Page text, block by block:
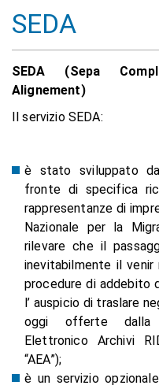
SEDA
SEDA (Sepa
Alignement)
Il servizio SEDA:
è stato sviluppato
fronte di specifica
rappresentanze di
Nazionale per la
rilevare che il
inevitabilmente il
procedure di addebito
l’ auspicio di traslare
oggi offerte dalla
Elettronico Archivi
“AEA”);
è un servizio